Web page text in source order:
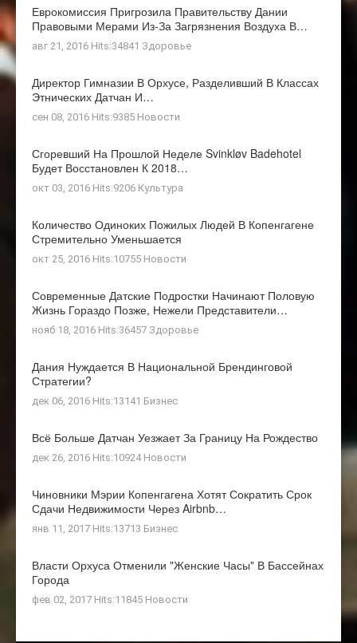
Еврокомиссия Пригрозила Правительству Дании
Правовыми Мерами Из-За Загрязнения Воздуха В…
авг 21, 2016 Hits:34841 Здоровье
Директор Гимназии В Орхусе, Разделивший В Классах
Этнических Датчан И…
сен 08, 2016 Hits:9385 Новости
Сгоревший На Прошлой Неделе Svinkløv Badehotel
Будет Восстановлен К 2018…
окт 03, 2016 Hits:9206 Культура
Количество Одиноких Пожилых Людей В Копенгагене
Стремительно Уменьшается
окт 25, 2016 Hits:10755 Новости
Современные Датские Подростки Начинают Половую
Жизнь Гораздо Позже, Нежели Представители…
нояб 18, 2016 Hits:36457 Здоровье
Дания Нуждается В Национальной Брендинговой
Стратегии?
дек 06, 2016 Hits:13141 Бизнес
Всё Больше Датчан Уезжает За Границу На Рождество
дек 26, 2016 Hits:10924 Новости
Чиновники Мэрии Копенгагена Хотят Сократить Срок
Сдачи Недвижимости Через Airbnb…
янв 11, 2017 Hits:13713 Бизнес
Власти Орхуса Отменили "женские Часы" В Бассейнах
Города
фев 02, 2017 Hits:11845 Новости